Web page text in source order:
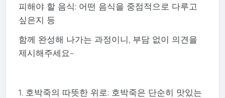
피해야 할 음식: 어떤 음식을 중점적으로 다루고
싶은지 등
함께 완성해 나가는 과정이니, 부담 없이 의견을
제시해주세요~
1. 호박죽의 따뜻한 위로: 호박죽은 단순히 맛있는